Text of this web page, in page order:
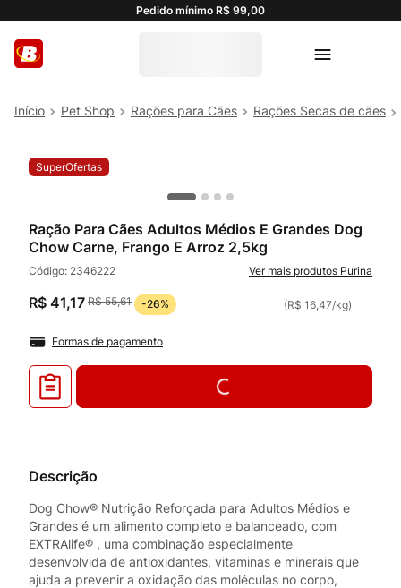
Pedido mínimo R$ 99,00
Pet Shop Rações para Cães Rações Secas de cães
SuperOfertas
Ração Para Cães Adultos Médios E Grandes Dog
Chow Carne, Frango E Arroz 2,5kg
Código: 2346222 Purina
R$ 41,17 R$ 55,61 -26% (R$ 16,47/kg)
Formas de pagamento
Descrição
Dog Chow® Nutrição Reforçada para Adultos Médios e
Grandes é um alimento completo e balanceado, com
EXTRAlife® , uma combinação especialmente
desenvolvida de antioxidantes, vitaminas e minerais que
ajuda a prevenir a oxidação das moléculas no corpo,